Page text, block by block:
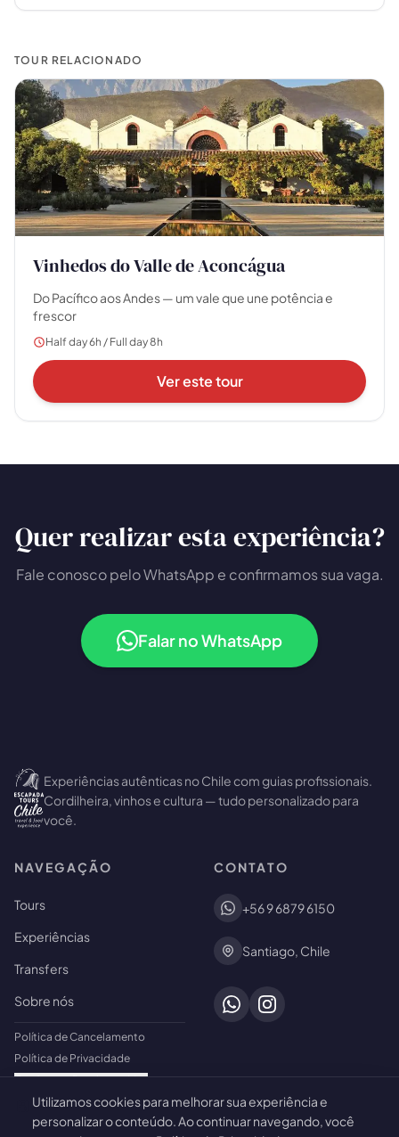
TOUR RELACIONADO
Vinhedos do Valle de Aconcágua
Do Pacífico aos Andes — um vale que une potência e
frescor
Half day 6h / Full day 8h
Ver este tour
Quer realizar esta experiência?
Fale conosco pelo WhatsApp e confirmamos sua vaga.
Falar no WhatsApp
Experiências autênticas no Chile com guias profissionais.
Cordilheira, vinhos e cultura — tudo personalizado para
você.
NAVEGAÇÃO
Tours
Experiências
Transfers
Sobre nós
Política de Cancelamento
Política de Privacidade
Configurações de cookies
CONTATO
+56 9 6879 6150
Santiago, Chile
Utilizamos cookies para melhorar sua experiência e
personalizar o conteúdo. Ao continuar navegando, você
🗺️
Suas experiências aparecem aqui
Responda as perguntas ao lado para filtrar os
tours e pacotes.